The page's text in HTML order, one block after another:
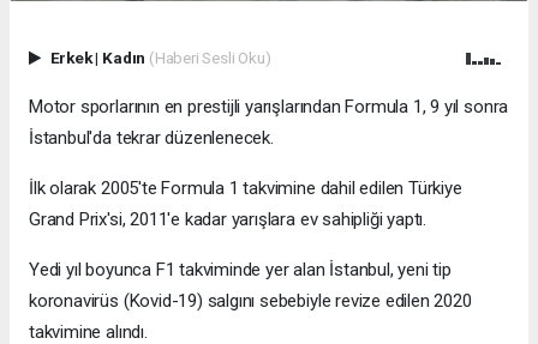
Erkek| Kadın (Haberi Sesli Oku)
Motor sporlarının en prestijli yarışlarından Formula 1, 9 yıl sonra
İstanbul'da tekrar düzenlenecek.
İlk olarak 2005'te Formula 1 takvimine dahil edilen Türkiye
Grand Prix'si, 2011'e kadar yarışlara ev sahipliği yaptı.
Yedi yıl boyunca F1 takviminde yer alan İstanbul, yeni tip
koronavirüs (Kovid-19) salgını sebebiyle revize edilen 2020
takvimine alındı.